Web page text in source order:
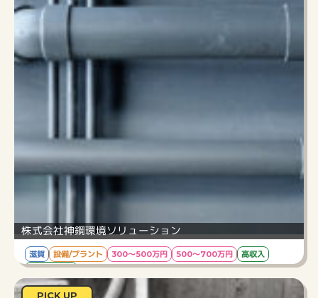
給与 月額312,000円
仕事内容
株式会社神鋼環境ソリューション
滋賀 設備/プラント 300～500万円 500～700万円
高収入
ブランクOK
工場改修工事に伴う給排水設備施工管理のお仕
PICK UP